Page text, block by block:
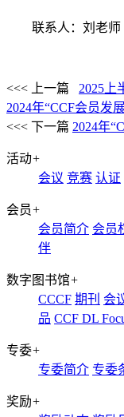
联系人：刘老师
<<< 上一篇
2025上
2024年“CCF会员发
<<< 下一篇 2024年
活动+
会议 竞赛 认证
会员+
会员简介 会员
伴
数字图书馆+
CCCF 期刊 会
品 CCF DL
专委+
专委简介 专委
奖励+